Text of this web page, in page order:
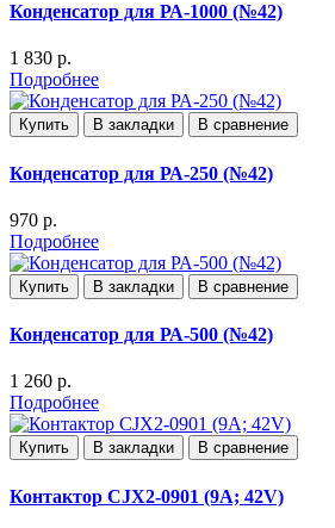
Конденсатор для РА-1000 (№42)
1 830 р.
Подробнее
Купить В закладки В сравнение
Конденсатор для РА-250 (№42)
970 р.
Подробнее
Купить В закладки В сравнение
Конденсатор для РА-500 (№42)
1 260 р.
Подробнее
Купить В закладки В сравнение
Контактор CJX2-0901 (9A; 42V)